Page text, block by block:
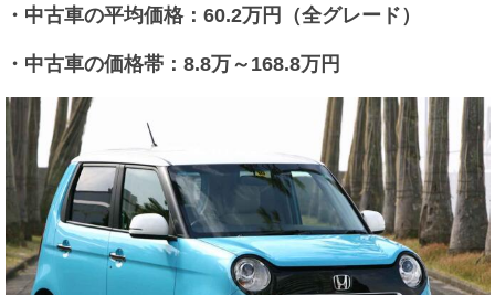
・中古車の平均価格：60.2万円（全グレード）
・中古車の価格帯：8.8万～168.8万円